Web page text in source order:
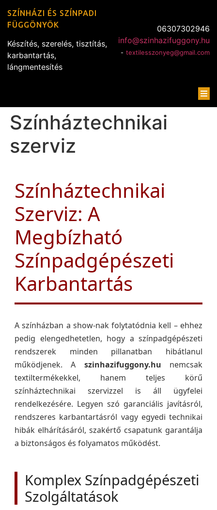
SZÍNHÁZI ÉS SZÍNPADI
FÜGGÖNYÖK
Készítés, szerelés, tisztítás,
karbantartás,
lángmentesítés
06307302946
info@szinhazifuggony.hu
- textilesszonyeg@gmail.com
Színháztechnikai
szerviz
Színháztechnikai
Szerviz: A
Megbízható
Színpadgépészeti
Karbantartás
A színházban a show-nak folytatódnia kell – ehhez
pedig elengedhetetlen, hogy a színpadgépészeti
rendszerek minden pillanatban hibátlanul
működjenek. A szinhazifuggony.hu nemcsak
textiltermékekkel, hanem teljes körű
színháztechnikai szervizzel is áll ügyfelei
rendelkezésére. Legyen szó garanciális javításról,
rendszeres karbantartásról vagy egyedi technikai
hibák elhárításáról, szakértő csapatunk garantálja
a biztonságos és folyamatos működést.
Komplex Színpadgépészeti
Szolgáltatások